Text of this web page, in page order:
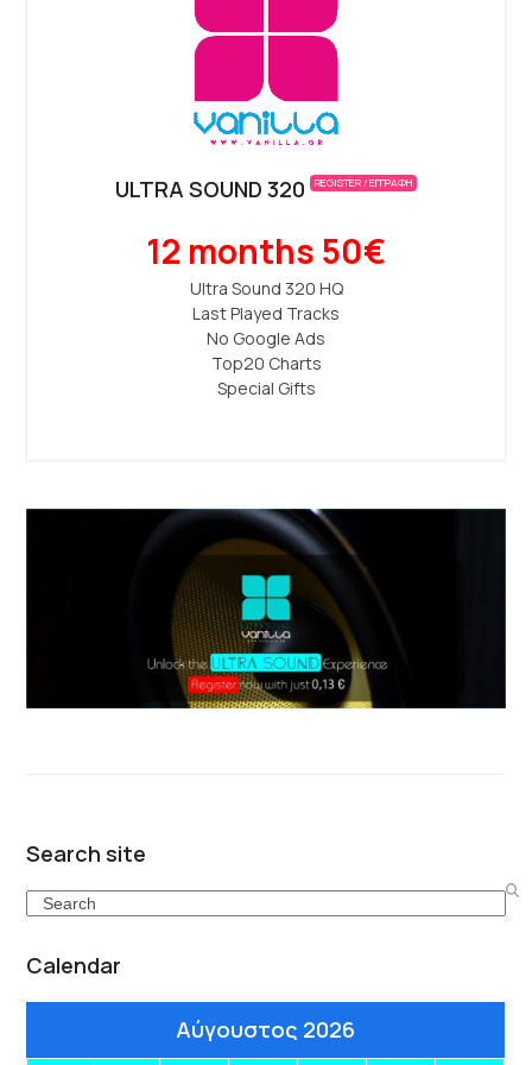
ULTRA SOUND 320 REGISTER / ΕΓΓΡΑΦΗ
12 months 50€
Ultra Sound 320 ΗQ
Last Played Tracks
No Google Ads
Top20 Charts
Special Gifts
Search site
Search
Calendar
Αύγουστος 2026